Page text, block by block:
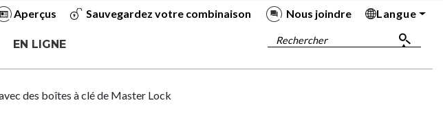
Aperçus Sauvegardez votre combinaison Nous joindre
Langue
Rechercher
EN LIGNE
des boîtes à clé de Master Lock